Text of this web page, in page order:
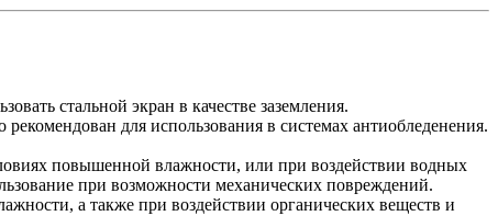
стальной экран в качестве заземления.
для использования в системах антиобледенения.
повышенной влажности, или при воздействии водных
при возможности механических повреждений.
а также при воздействии органических веществ и